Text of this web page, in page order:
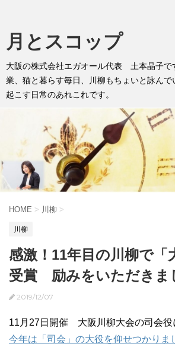
月とスコップ
大阪の株式会社エガオール代表 土本晶子で
業、猫と暮らす毎日、川柳もちょいと詠んで
起こす日常のあれこれです。
HOME > 川柳 >
川柳
感激！11年目の川柳で「
受賞 励みをいただき
2019/12/07
11月27日開催 大阪川柳大会の司会役
今年は「司会」の大役を仰せつかり